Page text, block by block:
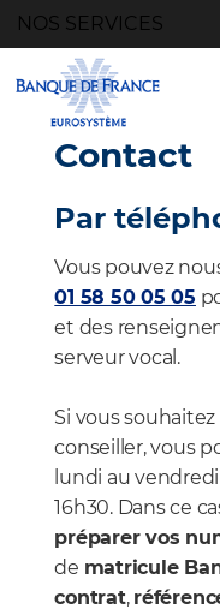
Aller au
contenu
principal
Aller au
menu
principal
Aller au
bouton
lecture
et
contraste
NOS SERVICES
Contact
Par
Vous pouvez
01 58 50 05 05
et des
serveur vocal.
Si vous
conseiller, vous
lundi au
16h30. Dans ce
préparer vos
de matricule
contrat,